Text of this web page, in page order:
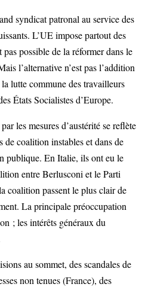
syndicat patronal au service des
L’UE impose partout des
possible de la réformer dans le
l’alternative n’est pas l’addition
lutte commune des travailleurs
États Socialistes d’Europe.
les mesures d’austérité se reflète
de coalition instables et dans de
publique. En Italie, ils ont eu le
entre Berlusconi et le Parti
coalition passent le plus clair de
La principale préoccupation
; les intérêts généraux du
au sommet, des scandales de
non tenues (France), des